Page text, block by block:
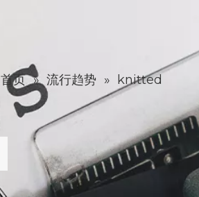
首页 » 流行趋势 »
knitted